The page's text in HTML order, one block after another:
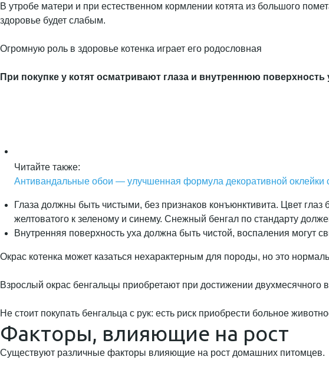
В утробе матери и при естественном кормлении котята из большого
здоровье будет слабым.
Огромную роль в здоровье котенка играет его родословная
При покупке у котят осматривают глаза и внутреннюю поверхность
Читайте также:
Антивандальные обои — улучшенная формула декоративной оклейки
Глаза должны быть чистыми, без признаков конъюнктивита. Цвет глаз
желтоватого к зеленому и синему. Снежный бенгал по стандарту
Внутренняя поверхность уха должна быть чистой, воспаления могут
Окрас котенка может казаться нехарактерным для породы, но это
Взрослый окрас бенгальцы приобретают при достижении двухмесячного
Не стоит покупать бенгальца с рук: есть риск приобрести больное
Факторы, влияющие на рост
Существуют различные факторы влияющие на рост домашних питомцев.